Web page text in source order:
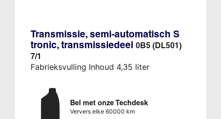
Transmissie, semi-automatisch S
tronic, transmissiedeel 0B5 (DL501)
7/1
Fabrieksvulling Inhoud 4,35 liter
Bel met onze Techdesk
Ververs elke 60000 km